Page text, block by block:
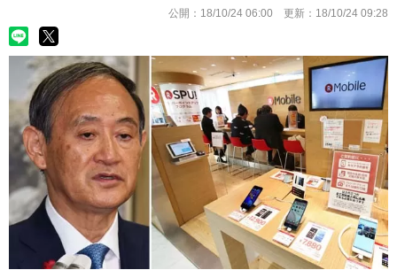
公開： 18/10/24 06:00 更新： 18/10/24 09:28